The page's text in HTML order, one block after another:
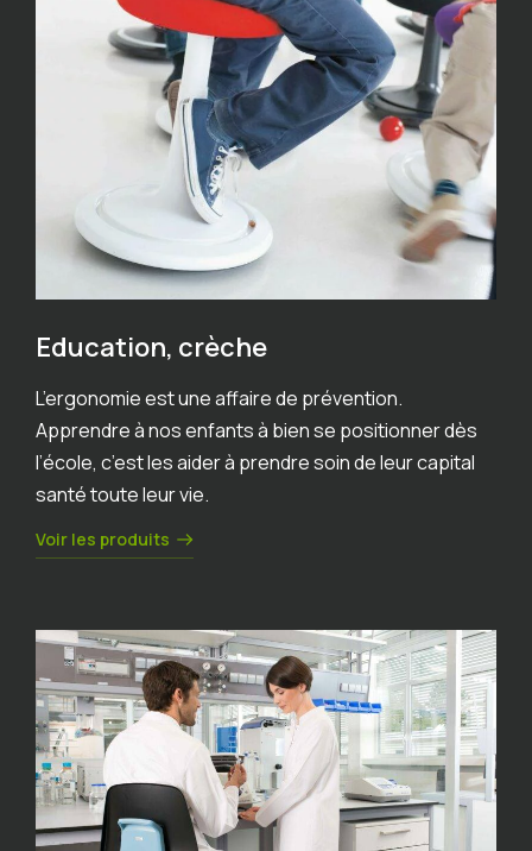
Education, crèche
L’ergonomie est une affaire de prévention.
Apprendre à nos enfants à bien se positionner dès
l’école, c’est les aider à prendre soin de leur capital
santé toute leur vie.
Voir les produits